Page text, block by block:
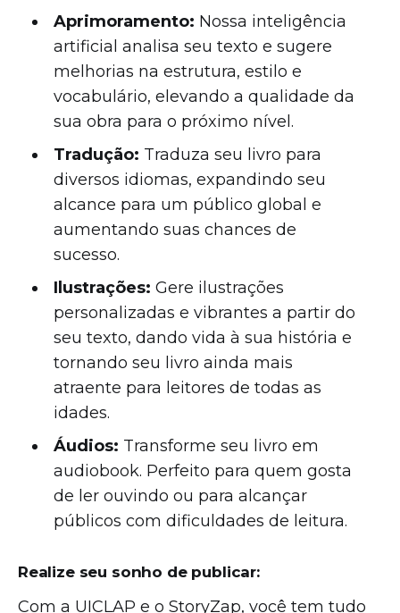
Aprimoramento: Nossa inteligência
artificial analisa seu texto e sugere
melhorias na estrutura, estilo e
vocabulário, elevando a qualidade da
sua obra para o próximo nível.
Tradução: Traduza seu livro para
diversos idiomas, expandindo seu
alcance para um público global e
aumentando suas chances de
sucesso.
Ilustrações: Gere ilustrações
personalizadas e vibrantes a partir do
seu texto, dando vida à sua história e
tornando seu livro ainda mais
atraente para leitores de todas as
idades.
Áudios: Transforme seu livro em
audiobook. Perfeito para quem gosta
de ler ouvindo ou para alcançar
públicos com dificuldades de leitura.
Realize seu sonho de publicar:
Com a UICLAP e o StoryZap, você tem tudo